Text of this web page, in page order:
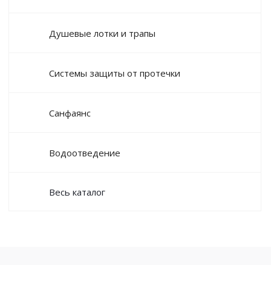
Душевые лотки и трапы
Системы защиты от протечки
Санфаянс
Водоотведение
Весь каталог